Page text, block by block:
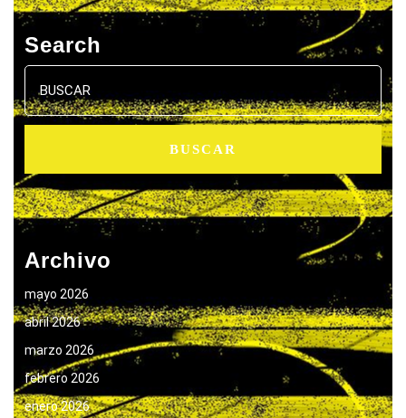
Search
Buscar:
Archivo
mayo 2026
abril 2026
marzo 2026
febrero 2026
enero 2026